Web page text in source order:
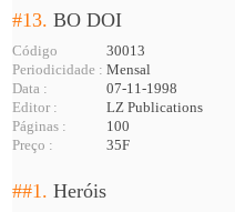
#13.BO DOI
Código
30013
Periodicidade : Mensal
Data :
07-11-1998
Editor :
LZ Publications
Páginas :
100
Preço :
35F
##1.Heróis